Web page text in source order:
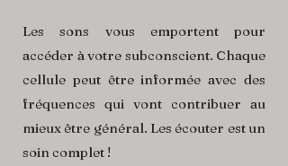
Les sons vous emportent pour
accéder à votre subconscient. Chaque
cellule peut être informée avec des
fréquences qui vont contribuer au
mieux être général. Les écouter est un
soin complet !